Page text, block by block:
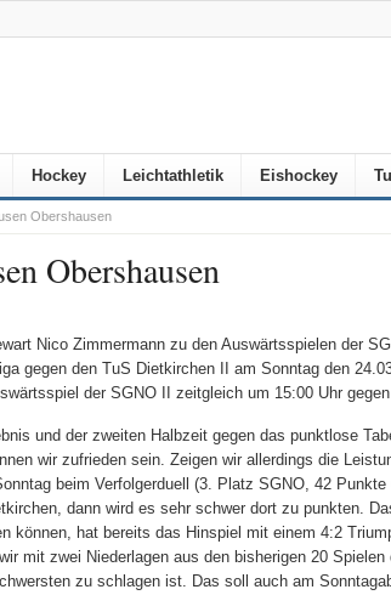
Hockey Leichtathletik Eishockey
Obershausen
Obershausen
Nico Zimmermann zu den Auswärtsspielen der
gegen den TuS Dietkirchen II am Sonntag den
der SGNO II zeitgleich um 15:00 Uhr
und der zweiten Halbzeit gegen das punktlose
wir zufrieden sein. Zeigen wir allerdings die
beim Verfolgerduell (3. Platz SGNO, 42
dann wird es sehr schwer dort zu punkten.
können, hat bereits das Hinspiel mit einem 4:2
mit zwei Niederlagen aus den bisherigen 20
zu schlagen ist. Das soll auch am